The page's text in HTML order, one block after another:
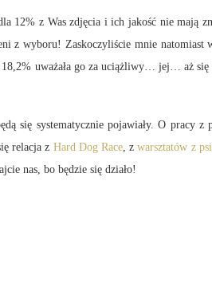
12% z Was zdjęcia i ich jakość nie mają
z wyboru! Zaskoczyliście mnie
uważała go za uciążliwy… jej… aż
się systematycznie pojawiały. O pracy
relacja z Hard Dog Race, zwarsztatów z
nas, bo będzie się działo!